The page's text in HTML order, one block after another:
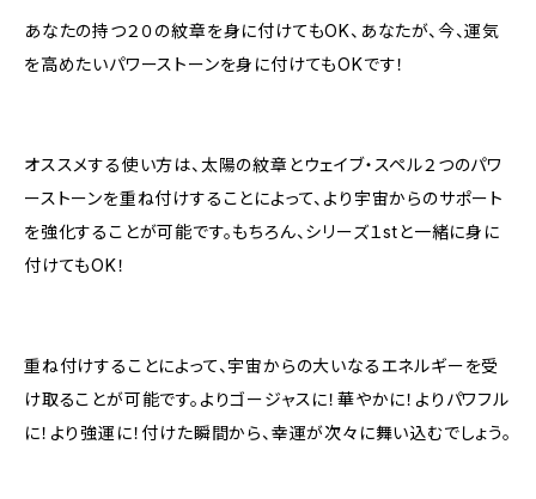
あなたの持つ２０の紋章を身に付けてもOK、あなたが、今、運気
を高めたいパワーストーンを身に付けてもOKです！
オススメする使い方は、太陽の紋章とウェイブ・スペル２つのパワ
ーストーンを重ね付けすることによって、より宇宙からのサポート
を強化することが可能です。もちろん、シリーズ１stと一緒に身に
付けてもOK！
重ね付けすることによって、宇宙からの大いなるエネルギーを受
け取ることが可能です。よりゴージャスに！華やかに！よりパワフル
に！より強運に！付けた瞬間から、幸運が次々に舞い込むでしょう。